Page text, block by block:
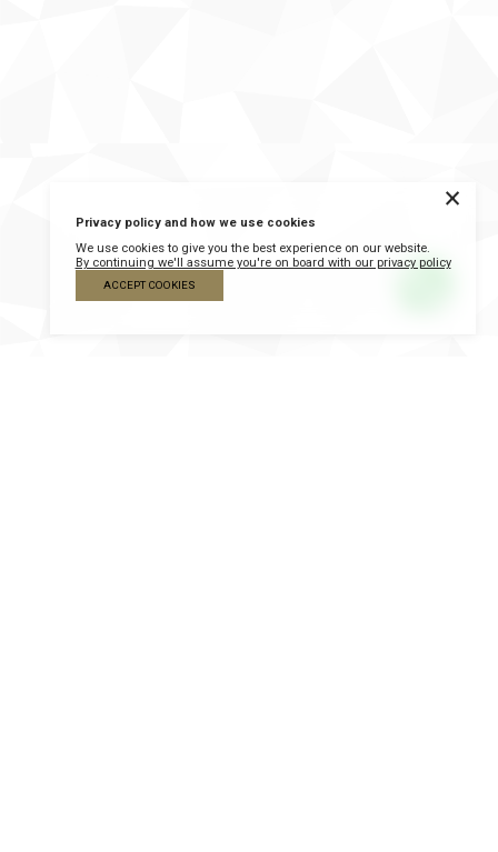
Privacy policy and how we use cookies
We use cookies to give you the best experience on our website.
By continuing we'll assume you're on board with our privacy policy
ACCEPT COOKIES
×